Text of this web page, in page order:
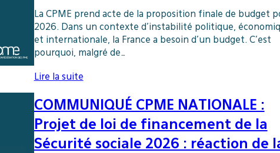
La CPME prend acte de la proposition finale de budget
2026. Dans un contexte d’instabilité politique,
et internationale, la France a besoin d’un budget. C’est
pourquoi, malgré de…
Lire la suite
COMMUNIQUÉ CPME NATIONALE :
Projet de loi de financement de la
Sécurité sociale 2026 : réaction de